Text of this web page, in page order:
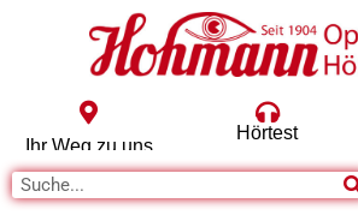
Ihr Weg zu uns
Hörtest